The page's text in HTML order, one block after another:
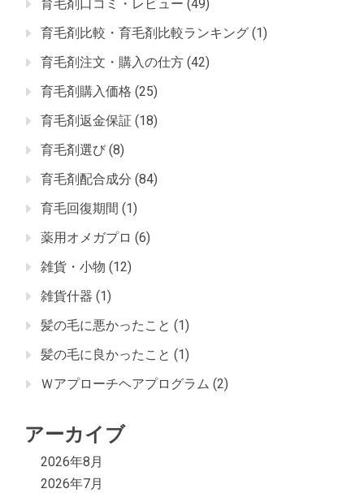
育毛剤口コミ・レビュー (49)
育毛剤比較・育毛剤比較ランキング (1)
育毛剤注文・購入の仕方 (42)
育毛剤購入価格 (25)
育毛剤返金保証 (18)
育毛剤選び (8)
育毛剤配合成分 (84)
育毛回復期間 (1)
薬用オメガプロ (6)
雑貨・小物 (12)
雑貨什器 (1)
髪の毛に悪かったこと (1)
髪の毛に良かったこと (1)
Ｗアプローチヘアプログラム (2)
アーカイブ
2026年8月
2026年7月